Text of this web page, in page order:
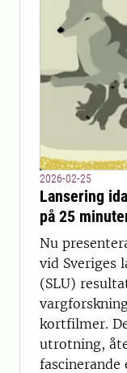
2026-02-25
Lansering
på 25
Nu
vid Sveriges
(SLU)
kortfilmer.
utrotning,
fascinerande